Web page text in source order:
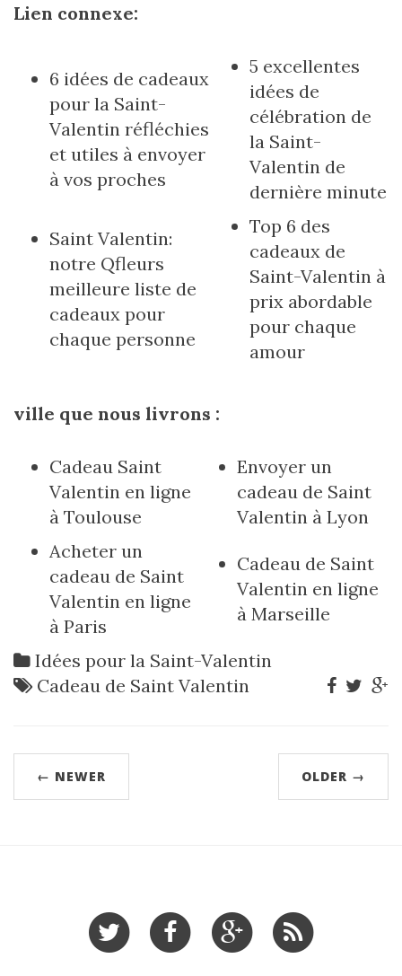
Lien connexe:
6 idées de cadeaux
pour la Saint-
Valentin réfléchies
et utiles à envoyer
à vos proches
5 excellentes
idées de
célébration de
la Saint-
Valentin de
dernière minute
Saint Valentin:
notre Qfleurs
meilleure liste de
cadeaux pour
chaque personne
Top 6 des
cadeaux de
Saint-Valentin à
prix abordable
pour chaque
amour
ville que nous livrons :
Cadeau Saint
Valentin en ligne
à Toulouse
Envoyer un
cadeau de Saint
Valentin à Lyon
Acheter un
cadeau de Saint
Valentin en ligne
à Paris
Cadeau de Saint
Valentin en ligne
à Marseille
Idées pour la Saint-Valentin
Cadeau de Saint Valentin
← NEWER OLDER →